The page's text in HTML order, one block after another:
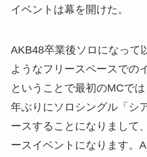
イベントは幕を開けた。
AKB48卒業後ソロになって
ようなフリースペースでの
ということで最初のMCで
年ぶりにソロシングル「シ
ースすることになりまして
ースイベントになります。